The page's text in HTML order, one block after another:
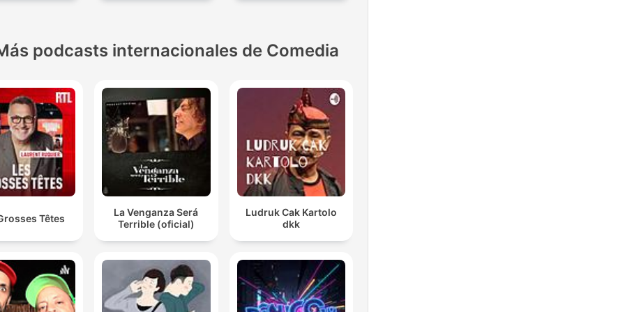
podcasts internacionales de Comedia
Têtes
La Venganza Será
Terrible (oficial)
Ludruk Cak Kartolo
dkk